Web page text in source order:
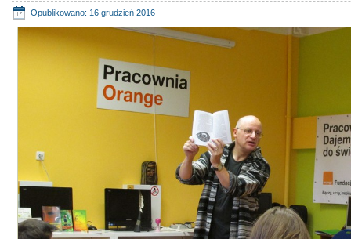
Opublikowano: 16 grudzień 2016